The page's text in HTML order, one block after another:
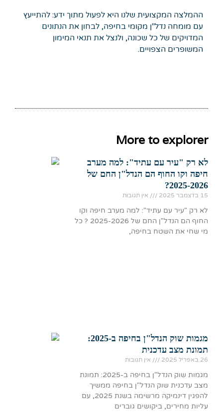
ההמלצה המקצועית שלנו היא לפעול מתוך ידע: להתייעץ
עם מומחה נדל"ן מקומי בחיפה, לבחון את הנתונים
המדויקים של כל שכונה, ולנצל את תנאי המימון
המשופרים הצפויים.
More to explorer
לא רק "עיר עם עתיד": למה מערב
חיפה וקו החוף הם הנדל"ן החם של
2025-2026?
15 בדצמבר 2025 אין תגובות
לא רק "עיר עם עתיד": למה מערב חיפה וקו
החוף הם הנדל"ן החם של 2025-2026 ? כל
מי שחי את השטח בחיפה,
מגמות שוק הנדל"ן בחיפה ב-2025:
תמונת מצב עדכנית
26 באפריל 2025 אין תגובות
מגמות שוק הנדל"ן בחיפה ב-2025: תמונת
מצב עדכנית שוק הנדל"ן בחיפה ממשיך
להפגין דינמיקה מרשימה בשנת 2025, עם
עליות מחירים, ביקושים גוברים